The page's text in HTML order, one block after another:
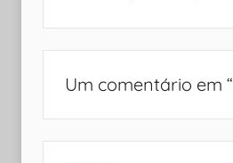
artigos
Um comentário em “